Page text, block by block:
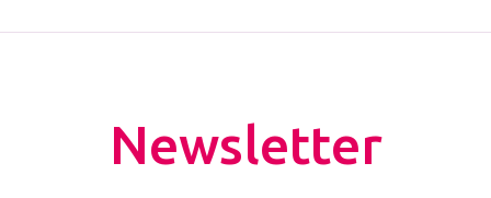
Newsletter